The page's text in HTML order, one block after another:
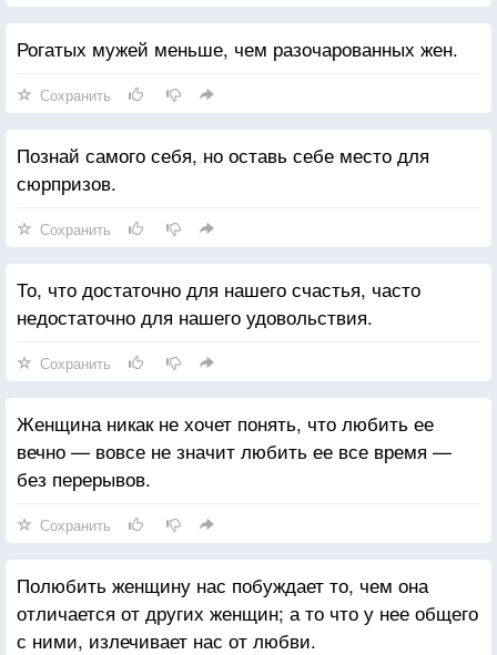
Рогатых мужей меньше, чем разочарованных жен.
Сохранить
Познай самого себя, но оставь себе место для
сюрпризов.
Сохранить
То, что достаточно для нашего счастья, часто
недостаточно для нашего удовольствия.
Сохранить
Женщина никак не хочет понять, что любить ее
вечно — вовсе не значит любить ее все время —
без перерывов.
Сохранить
Полюбить женщину нас побуждает то, чем она
отличается от других женщин; а то что у нее общего
с ними, излечивает нас от любви.